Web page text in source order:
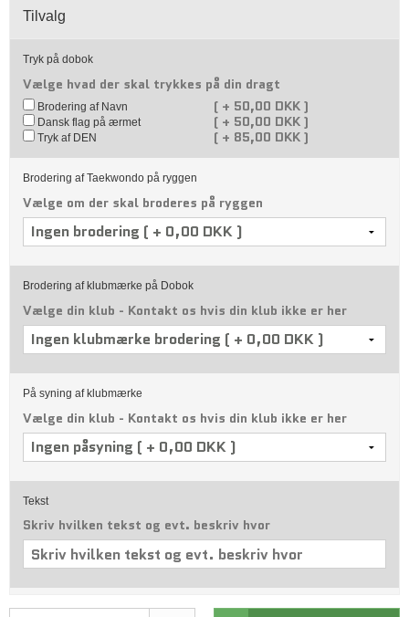
Tilvalg
Tryk på dobok
Vælge hvad der skal trykkes på din dragt
Brodering af Navn ( + 50,00 DKK )
Dansk flag på ærmet ( + 50,00 DKK )
Tryk af DEN ( + 85,00 DKK )
Brodering af Taekwondo på ryggen
Vælge om der skal broderes på ryggen
Brodering af klubmærke på Dobok
Vælge din klub - Kontakt os hvis din klub ikke er her
På syning af klubmærke
Vælge din klub - Kontakt os hvis din klub ikke er her
Tekst
Skriv hvilken tekst og evt. beskriv hvor